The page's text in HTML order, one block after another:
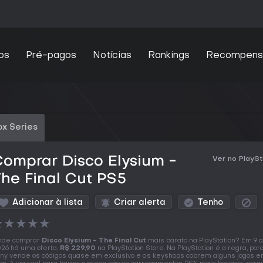
Pré-pagos Notícias Rankings
Series
Disco Elysium -
Final Cut PS5
Ver no
Adicionar à lista Criar alerta Tenho
★★★★
comprar Disco Elysium - The Final Cut mais barato na PlayStation? Em 9
há uma oferta, R$ 229,90 na PlayStation Store. Na PlayStation é a regra,
vende os códigos quase em exclusivo e as keyshops cobrem alguns jogos